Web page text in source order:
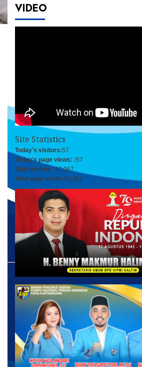
VIDEO
Site Statistics
Today's visitors:57
Today's page views: :57
Total visitors :47,067
Total page views:50,364